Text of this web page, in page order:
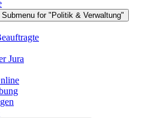
Submenu for "Politik & Verwaltung"
Jura